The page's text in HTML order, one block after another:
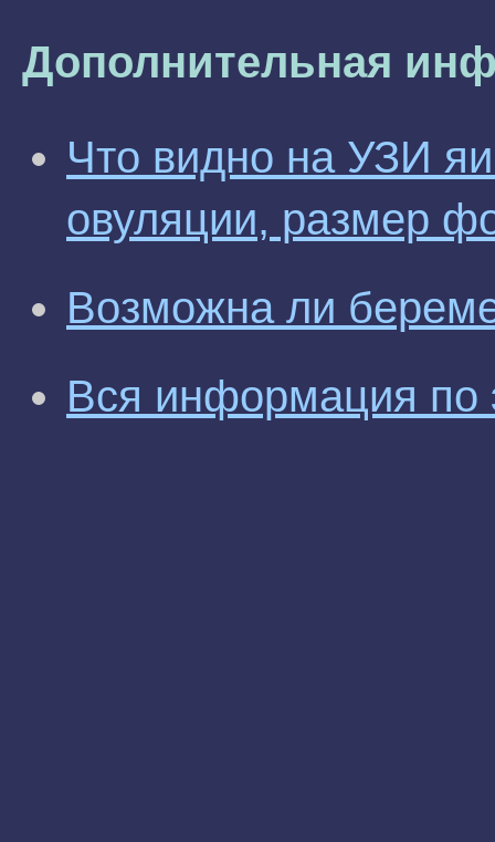
Дополнительная
Что видно на УЗИ
овуляции, размер
Возможна ли
Вся информация по